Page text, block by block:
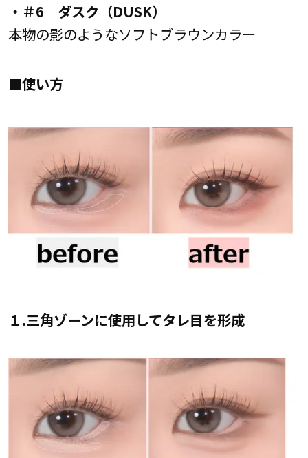
・＃6 ダスク（DUSK）
本物の影のようなソフトブラウンカラー
■使い方
１.三角ゾーンに使用してタレ目を形成